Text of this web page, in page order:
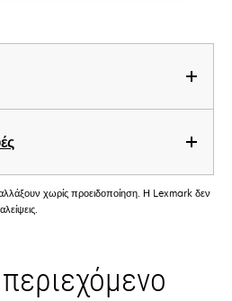
χωρίς προειδοποίηση. Η Lexmark δεν